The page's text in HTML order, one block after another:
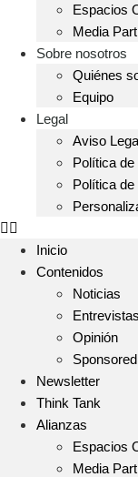
Espacios
Media
Sobre nosotros
Quiénes
Equipo
Legal
Aviso
Política
Política
Inicio
Contenidos
Noticias
Entrevistas
Opinión
Sponsored
Newsletter
Think Tank
Alianzas
Espacios
Media